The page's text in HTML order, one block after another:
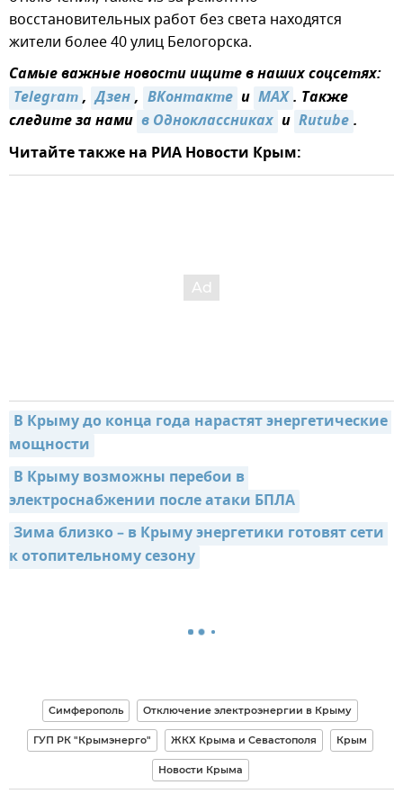
восстановительных работ без света находятся
жители более 40 улиц Белогорска.
Самые важные новости ищите в наших соцсетях:
Telegram, Дзен, ВКонтакте и MAX. Также
следите за нами в Одноклассниках и Rutube.
Читайте также на РИА Новости Крым:
В Крыму до конца года нарастят энергетические
мощности
В Крыму возможны перебои в
электроснабжении после атаки БПЛА
Зима близко – в Крыму энергетики готовят сети
к отопительному сезону
Симферополь Отключение электроэнергии в Крыму
ГУП РК "Крымэнерго" ЖКХ Крыма и Севастополя Крым
Новости Крыма